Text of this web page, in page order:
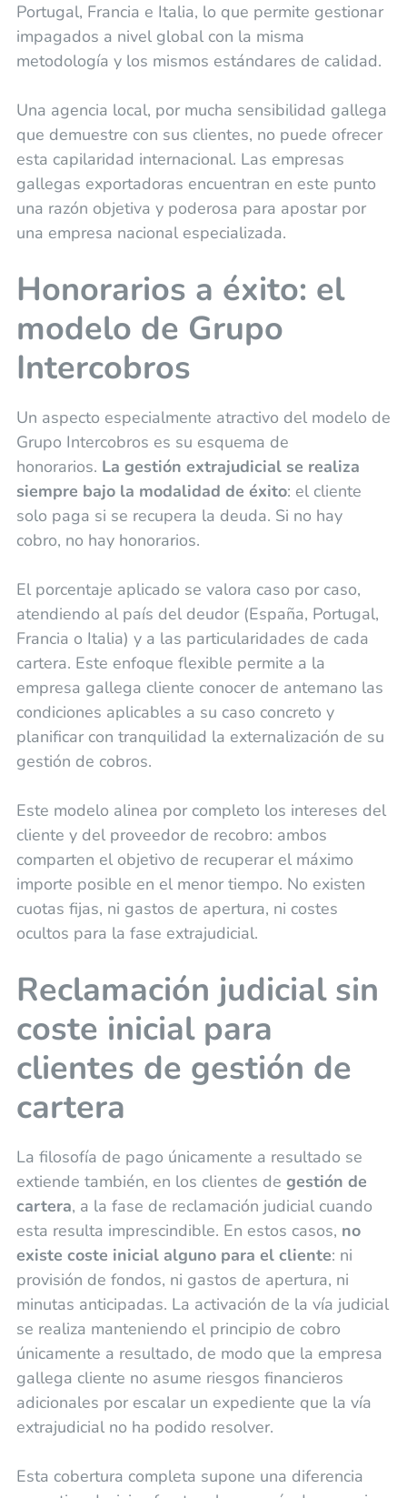
Portugal, Francia e Italia, lo que permite gestionar
impagados a nivel global con la misma
metodología y los mismos estándares de calidad.
Una agencia local, por mucha sensibilidad gallega
que demuestre con sus clientes, no puede ofrecer
esta capilaridad internacional. Las empresas
gallegas exportadoras encuentran en este punto
una razón objetiva y poderosa para apostar por
una empresa nacional especializada.
Honorarios a éxito: el
modelo de Grupo
Intercobros
Un aspecto especialmente atractivo del modelo de
Grupo Intercobros es su esquema de
honorarios. La gestión extrajudicial se realiza
siempre bajo la modalidad de éxito: el cliente
solo paga si se recupera la deuda. Si no hay
cobro, no hay honorarios.
El porcentaje aplicado se valora caso por caso,
atendiendo al país del deudor (España, Portugal,
Francia o Italia) y a las particularidades de cada
cartera. Este enfoque flexible permite a la
empresa gallega cliente conocer de antemano las
condiciones aplicables a su caso concreto y
planificar con tranquilidad la externalización de su
gestión de cobros.
Este modelo alinea por completo los intereses del
cliente y del proveedor de recobro: ambos
comparten el objetivo de recuperar el máximo
importe posible en el menor tiempo. No existen
cuotas fijas, ni gastos de apertura, ni costes
ocultos para la fase extrajudicial.
Reclamación judicial sin
coste inicial para
clientes de gestión de
cartera
La filosofía de pago únicamente a resultado se
extiende también, en los clientes de gestión de
cartera, a la fase de reclamación judicial cuando
esta resulta imprescindible. En estos casos, no
existe coste inicial alguno para el cliente: ni
provisión de fondos, ni gastos de apertura, ni
minutas anticipadas. La activación de la vía judicial
se realiza manteniendo el principio de cobro
únicamente a resultado, de modo que la empresa
gallega cliente no asume riesgos financieros
adicionales por escalar un expediente que la vía
extrajudicial no ha podido resolver.
Esta cobertura completa supone una diferencia